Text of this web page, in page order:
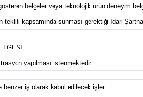
belgeler veya teknolojik ürün deneyim
teklifi kapsamında sunması gerektiği İdari
yapılması istenmektedir.
benzer iş olarak kabul edilecek işler: